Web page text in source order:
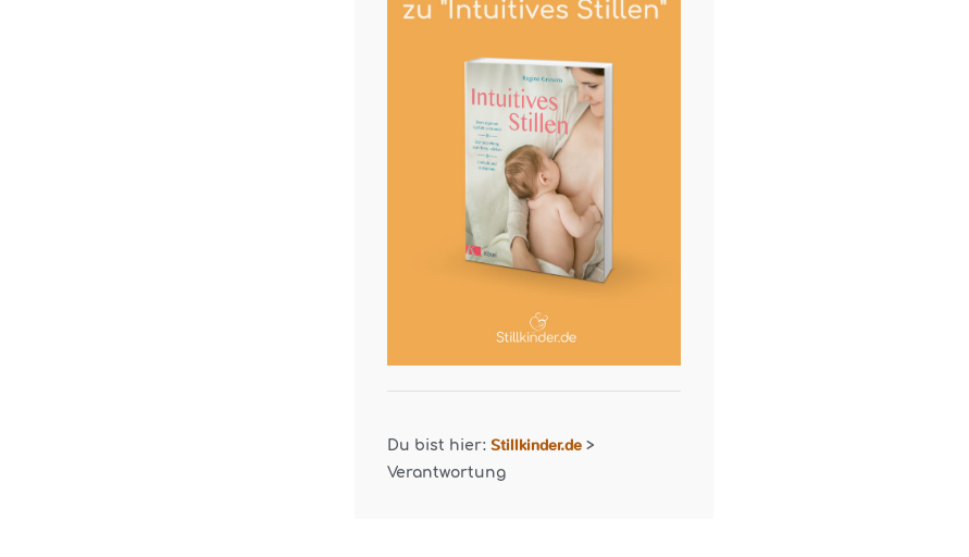
Du bist hier:Stillkinder.de >
Verantwortung